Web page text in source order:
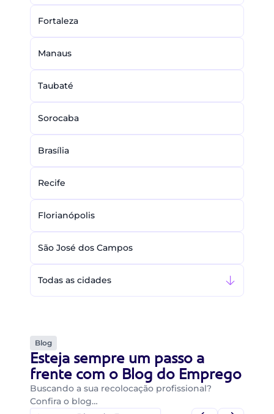
Fortaleza
Manaus
Taubaté
Sorocaba
Brasília
Recife
Florianópolis
São José dos Campos
Todas as cidades
Blog
Esteja sempre um passo a
frente com o Blog do Emprego
Buscando a sua recolocação profissional?
Confira o blog…